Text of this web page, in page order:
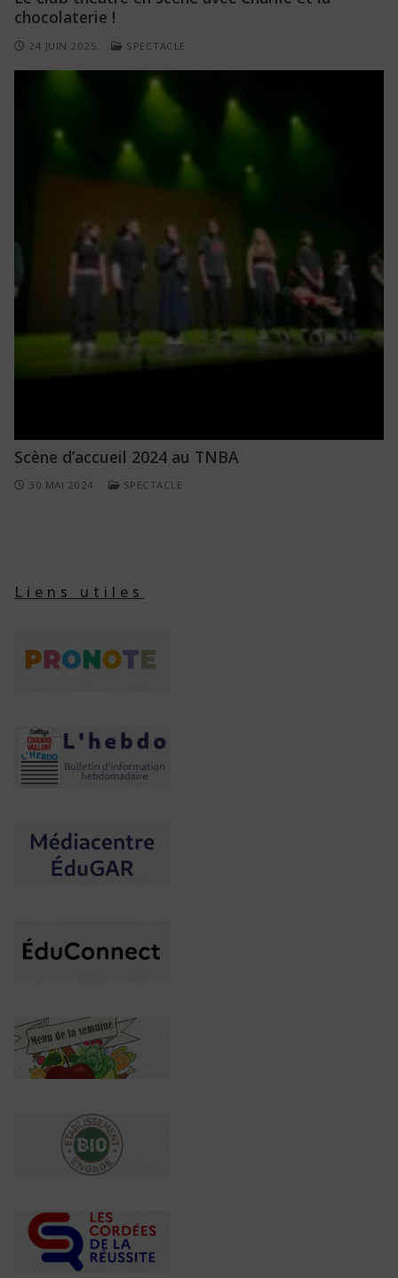
chocolaterie !
24 JUIN 2025 SPECTACLE
Scène d’accueil 2024 au TNBA
30 MAI 2024 SPECTACLE
Liens utiles